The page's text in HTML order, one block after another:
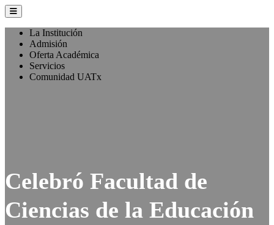
La Institución
Admisión
Oferta Académica
Servicios
Comunidad UATx
Celebró Facultad de
Ciencias de la Educación